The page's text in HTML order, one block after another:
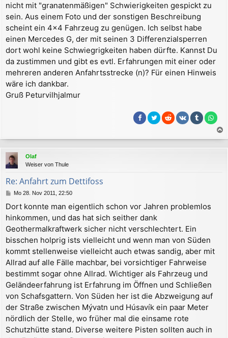
nicht mit "granatenmäßigen" Schwierigkeiten gespickt zu
sein. Aus einem Foto und der sonstigen Beschreibung
scheint ein 4x4 Fahrzeug zu genügen. Ich selbst habe
einen Mercedes G, der mit seinen 3 Differenzialsperren
dort wohl keine Schwiegrigkeiten haben dürfte. Kannst Du
da zustimmen und gibt es evtl. Erfahrungen mit einer oder
mehreren anderen Anfahrtsstrecke (n)? Für einen Hinweis
wäre ich dankbar.
Gruß Peturvilhjalmur
a
c
Olaf
Weiser von Thule
Re: Anfahrt zum Dettifoss
B
i
t
a
g
Mo 28. Nov 2011, 22:50
Dort konnte man eigentlich schon vor Jahren problemlos
hinkommen, und das hat sich seither dank
Geothermalkraftwerk sicher nicht verschlechtert. Ein
bisschen holprig ists vielleicht und wenn man von Süden
kommt stellenweise vielleicht auch etwas sandig, aber mit
Allrad auf alle Fälle machbar, bei vorsichtiger Fahrweise
bestimmt sogar ohne Allrad. Wichtiger als Fahrzeug und
Geländeerfahrung ist Erfahrung im Öffnen und Schließen
von Schafsgattern. Von Süden her ist die Abzweigung auf
der Straße zwischen Mývatn und Húsavík ein paar Meter
nördlich der Stelle, wo früher mal die einsame rote
Schutzhütte stand. Diverse weitere Pisten sollten auch in